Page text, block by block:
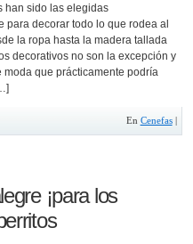
han sido las elegidas
para decorar todo lo que rodea al
la ropa hasta la madera tallada
decorativos no son la excepción y
moda que prácticamente podría
En Cenefas|
¡para los